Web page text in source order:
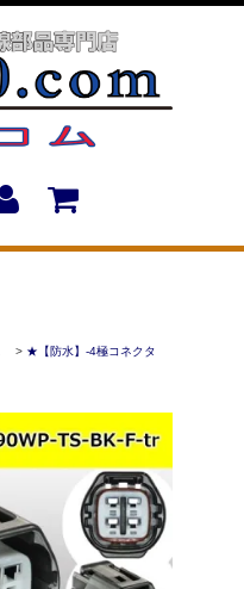
> ★【防水】-4極コネクタ